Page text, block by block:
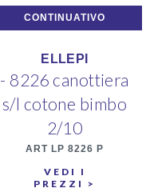
CONTINUATIVO
ELLEPI
- 8226 canottiera
s/l cotone bimbo
2/10
ART LP 8226 P
VEDI I
PREZZI >